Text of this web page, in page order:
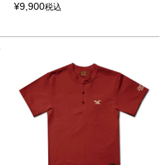
¥9,900税込